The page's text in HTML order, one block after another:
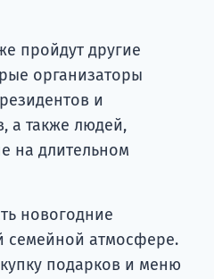
пройдут другие
организаторы
и
а также людей,
на длительном
новогодние
семейной атмосфере.
подарков и меню